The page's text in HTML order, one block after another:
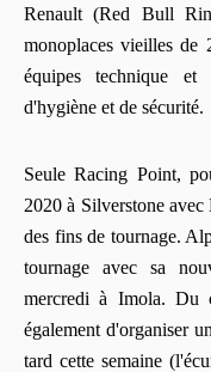
Renault (Red Bull
monoplaces vieilles de
équipes technique
d'hygiène et de sécurité.
Seule Racing Point,
2020 à Silverstone
des fins de tournage.
tournage avec sa
mercredi à Imola. Du
également d'organiser
tard cette semaine